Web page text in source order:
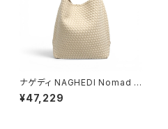
ナゲディ NAGHEDI Nomad M
edium Hobo ノマド・ミディア
ム・ホーボーバッグ sn04023l
¥47,229